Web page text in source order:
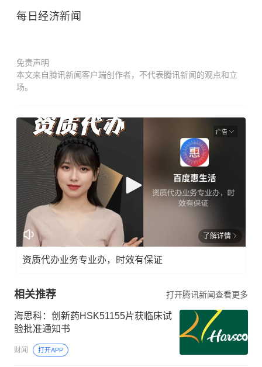
每日经济新闻
免责声明
本文来自腾讯新闻客户端创作者，不代表腾讯新闻的观点和立
场。
广告
了解详情
资质代办业务专业办，时效有保证
相关推荐 打开腾讯新闻查看更多
海思科：创新药HSK51155片获临床试
验批准通知书
财闻 打开APP